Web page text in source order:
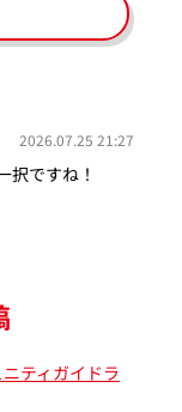
2026.07.25 21:27
択ですね！
ティガイドラ